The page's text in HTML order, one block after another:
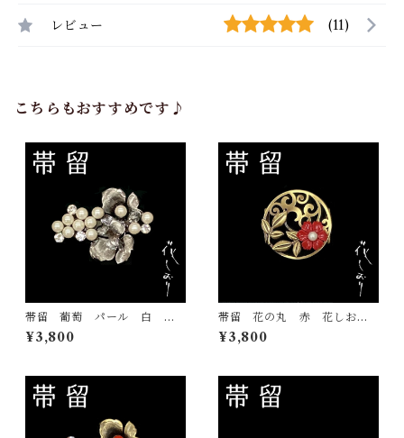
レビュー (11)
こちらもおすすめです♪
帯留 葡萄 パール 白 花
しおり 大原商店 帯飾り
日本製 和装小物
¥3,800
帯留 花の丸 赤 花しお
り 大原商店 帯飾り 日本
製 和装小物
¥3,800